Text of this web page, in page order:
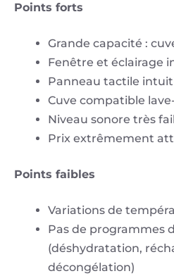
Points forts
Grande capacité :
Fenêtre et éclairage
Panneau tactile
Cuve compatible
Niveau sonore très
Prix extrêmement
Points faibles
Variations de
Pas de programmes
(déshydratation,
décongélation)